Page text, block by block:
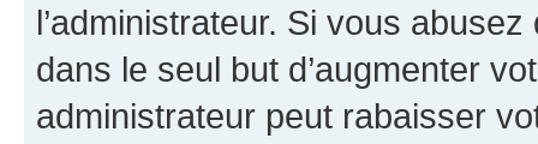
l’administrateur. Si vous
dans le seul but d’augmenter
administrateur peut rabaisser